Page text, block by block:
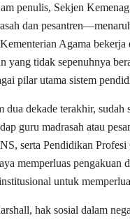
penulis, Sekjen
dan
Agama
yang tidak sepenuhnya
pilar utama sistem
dekade terakhir,
guru madrasah atau
serta Pendidikan
memperluas pengakuan
untuk
hak sosial dalam